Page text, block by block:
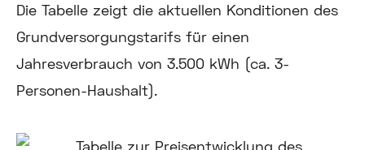
Die Tabelle zeigt die aktuellen Konditionen des
Grundversorgungstarifs für einen
Jahresverbrauch von 3.500 kWh (ca. 3-
Personen-Haushalt).